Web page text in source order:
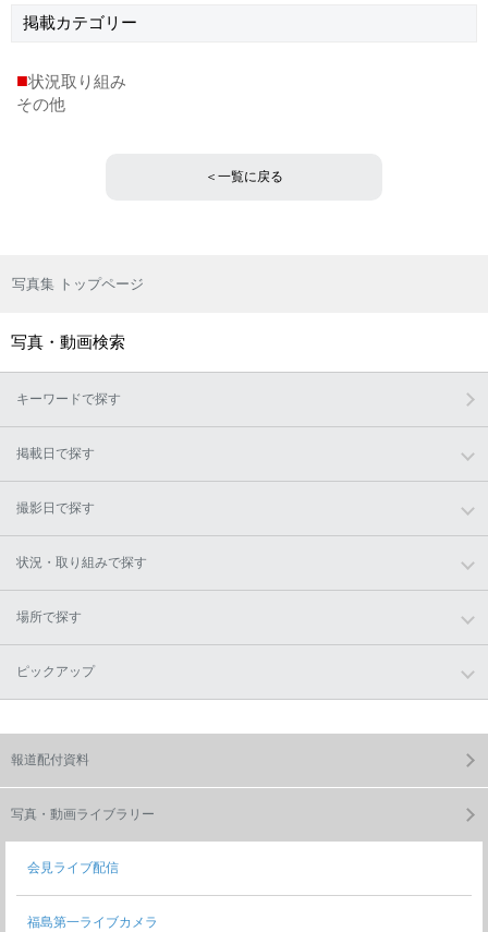
掲載カテゴリー
■状況取り組み
その他
＜一覧に戻る
写真集 トップページ
写真・動画検索
キーワードで探す
掲載日で探す
撮影日で探す
状況・取り組みで探す
場所で探す
ピックアップ
報道配付資料
写真・動画ライブラリー
会見ライブ配信
福島第一ライブカメラ